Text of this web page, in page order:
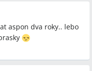
aspon dva roky.. lebo